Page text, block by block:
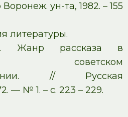
ун-та, 1982. – 155
литературы.
рассказа в
советском
// Русская
— № 1. – с. 223 – 229.